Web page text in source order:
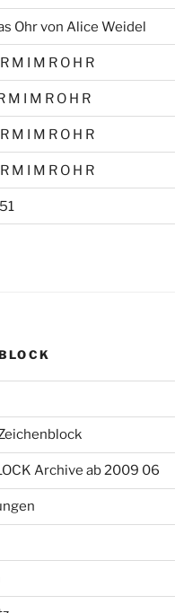
Ohr von Alice Weidel
M I M R O H R
M I M R O H R
M I M R O H R
M I M R O H R
Archive ab 2009 06